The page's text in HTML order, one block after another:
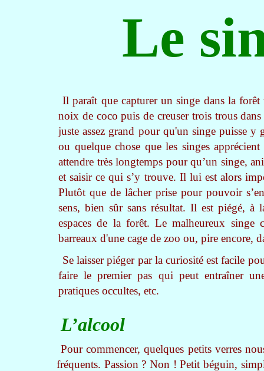
Le
Il paraît que capturer un singe dans la
noix de coco puis de creuser trois trous
juste assez grand pour qu'un singe puisse
ou quelque chose que les singes
attendre très longtemps pour qu’un singe,
et saisir ce qui s’y trouve. Il lui est alors
Plutôt que de lâcher prise pour pouvoir
sens, bien sûr sans résultat. Il est piégé,
espaces de la forêt. Le malheureux singe
barreaux d'une cage de zoo ou, pire encore,
Se laisser piéger par la curiosité est facile
faire le premier pas qui peut entraîner
pratiques occultes, etc.
L’alcool
Pour commencer, quelques petits verres
fréquents. Passion ? Non ! Petit béguin,